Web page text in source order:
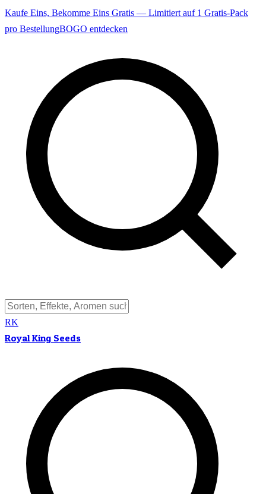
Kaufe Eins, Bekomme Eins Gratis — Limitiert auf 1 Gratis-Pack
pro BestellungBOGO entdecken
RK
Royal King Seeds